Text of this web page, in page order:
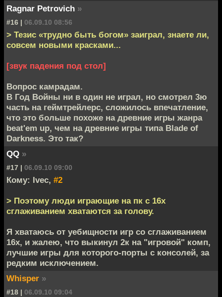
Ragnar Petrovich »
#16 | 06.09.10 08:56
> Тезис «трудно быть богом» заиграл, знаете ли,
совсем новыми красками...
[звук падения под стол]
Вопрос камрадам.
В Год Войны ни в один не играл, но смотрел 3ю
часть на геймтрейлерс, сложилось впечатление,
что это больше похоже на древние игры жанра
beat'em up, чем на древние игры типа Blade of
Darkness. Это так?
QQ »
#17 | 06.09.10 09:00
Кому: Ivec, #2
> Поэтому люди играющие на пк с 16х
сглаживанием хватаются за голову.
Я хватаюсь от уебищности игр со сглаживанием
16х, и жалею, что выкинул 2к на "игровой" комп,
лучшие игры для которого-порты с консолей, за
редким исключением.
Whisper »
#18 | 06.09.10 09:04